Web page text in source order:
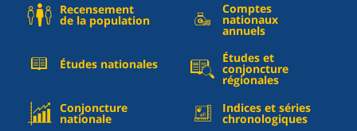
Recensement
de la population
Comptes
nationaux
annuels
Études nationales Études et
conjoncture
régionales
Conjoncture
nationale
Indices et séries
chronologiques